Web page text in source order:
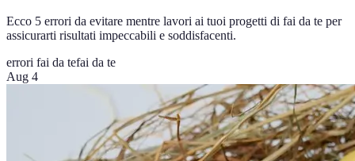
Ecco 5 errori da evitare mentre lavori ai tuoi progetti di fai da te per
assicurarti risultati impeccabili e soddisfacenti.
errori fai da tefai da te
Aug 4